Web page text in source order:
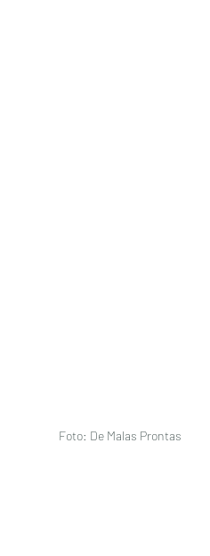
Foto: De Malas Prontas